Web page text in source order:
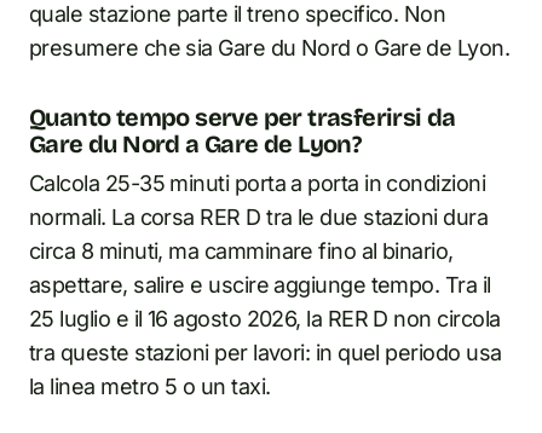
quale stazione parte il treno specifico. Non
presumere che sia Gare du Nord o Gare de Lyon.
Quanto tempo serve per trasferirsi da
Gare du Nord a Gare de Lyon?
Calcola 25-35 minuti porta a porta in condizioni
normali. La corsa RER D tra le due stazioni dura
circa 8 minuti, ma camminare fino al binario,
aspettare, salire e uscire aggiunge tempo. Tra il
25 luglio e il 16 agosto 2026, la RER D non circola
tra queste stazioni per lavori: in quel periodo usa
la linea metro 5 o un taxi.